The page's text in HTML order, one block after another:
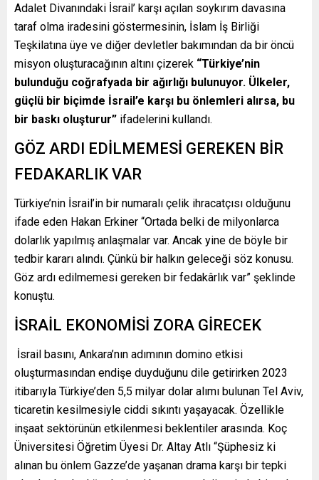
Adalet Divanındaki İsrail’ karşı açılan soykırım davasına
taraf olma iradesini göstermesinin, İslam İş Birliği
Teşkilatına üye ve diğer devletler bakımından da bir öncü
misyon oluşturacağının altını çizerek “Türkiye’nin
bulunduğu coğrafyada bir ağırlığı bulunuyor. Ülkeler,
güçlü bir biçimde İsrail’e karşı bu önlemleri alırsa, bu
bir baskı oluşturur” ifadelerini kullandı.
GÖZ ARDI EDİLMEMESİ GEREKEN BİR
FEDAKARLIK VAR
Türkiye’nin İsrail’in bir numaralı çelik ihracatçısı olduğunu
ifade eden Hakan Erkiner “Ortada belki de milyonlarca
dolarlık yapılmış anlaşmalar var. Ancak yine de böyle bir
tedbir kararı alındı. Çünkü bir halkın geleceği söz konusu.
Göz ardı edilmemesi gereken bir fedakârlık var” şeklinde
konuştu.
İSRAİL EKONOMİSİ ZORA GİRECEK
İsrail basını, Ankara’nın adımının domino etkisi
oluşturmasından endişe duyduğunu dile getirirken 2023
itibarıyla Türkiye’den 5,5 milyar dolar alımı bulunan Tel Aviv,
ticaretin kesilmesiyle ciddi sıkıntı yaşayacak. Özellikle
inşaat sektörünün etkilenmesi beklentiler arasında. Koç
Üniversitesi Öğretim Üyesi Dr. Altay Atlı “Şüphesiz ki
alınan bu önlem Gazze’de yaşanan drama karşı bir tepki